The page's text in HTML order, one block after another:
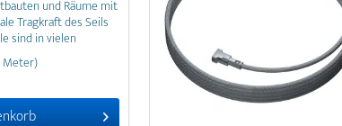
und Räume mit
Tragkraft des Seils
sind in vielen
und
Meter)